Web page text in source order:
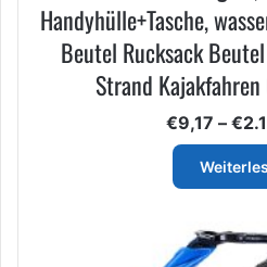
Handyhülle+Tasche,
Beutel Rucksack
Strand
€9,17 – €